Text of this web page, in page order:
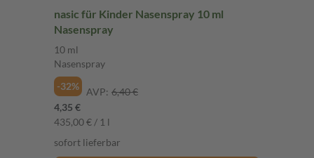
nasic für Kinder Nasenspray 10 ml
Nasenspray
10 ml
Nasenspray
-32% AVP: 6,40 €
4,35 €
435,00 € / 1 l
sofort lieferbar